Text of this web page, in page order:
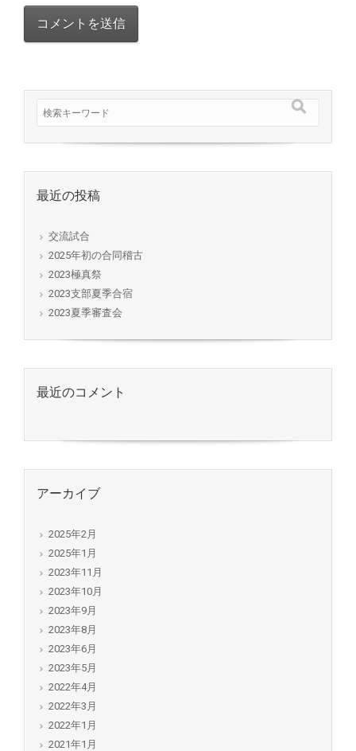
最近の投稿
交流試合
2025年初の合同稽古
2023極真祭
2023支部夏季合宿
2023夏季審査会
最近のコメント
アーカイブ
2025年2月
2025年1月
2023年11月
2023年10月
2023年9月
2023年8月
2023年6月
2023年5月
2022年4月
2022年3月
2022年1月
2021年1月